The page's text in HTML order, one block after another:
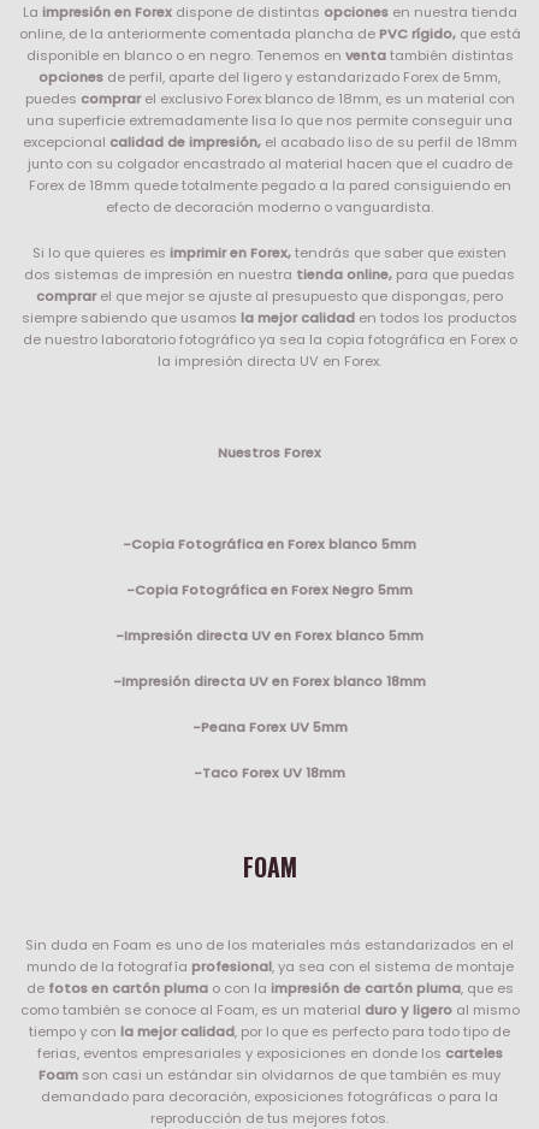
La impresión en Forexdispone de distintas opcionesen nuestra tienda
online, de la anteriormente comentada plancha dePVC rígido, que está
disponible en blanco o en negro. Tenemos en ventatambién distintas
opciones de perfil, aparte del ligero y estandarizado Forex de 5mm,
puedes comprarel exclusivo Forex blanco de 18mm, es un material con
una superficie extremadamente lisa lo que nos permite conseguir una
excepcional calidad de impresión, el acabado liso de su perfil de 18mm
junto con su colgador encastrado al material hacen que el cuadro de
Forex de 18mm quede totalmente pegado a la pared consiguiendo en
efecto de decoración moderno o vanguardista.
Si lo que quieres es imprimir en Forex,tendrás que saber que existen
dos sistemas de impresión en nuestra tienda online, para que puedas
comprarel que mejor se ajuste al presupuesto que dispongas, pero
siempre sabiendo que usamos la mejor calidad en todos los productos
de nuestro laboratorio fotográfico ya sea la copia fotográfica en Forex o
la impresión directa UV en Forex.
Nuestros Forex
-Copia Fotográfica en Forex blanco 5mm
-Copia Fotográfica en Forex Negro 5mm
-Impresión directa UV en Forex blanco 5mm
-Impresión directa UV en Forex blanco 18mm
-Peana Forex UV 5mm
-Taco Forex UV 18mm
FOAM
Sin duda en Foam es uno de los materiales más estandarizados en el
mundo de la fotografía profesional, ya sea con el sistema de montaje
de fotos en cartón plumao con la impresión de cartón pluma, que es
como también se conoce al Foam, es un material duro y ligeroal mismo
tiempo y con la mejor calidad, por lo que es perfecto para todo tipo de
ferias, eventos empresariales y exposiciones en donde los carteles
Foam son casi un estándar sin olvidarnos de que también es muy
demandado para decoración, exposiciones fotográficas o para la
reproducción de tus mejores fotos.